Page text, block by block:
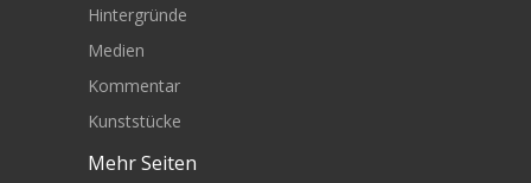
Hintergründe
Medien
Kommentar
Kunststücke
Mehr Seiten